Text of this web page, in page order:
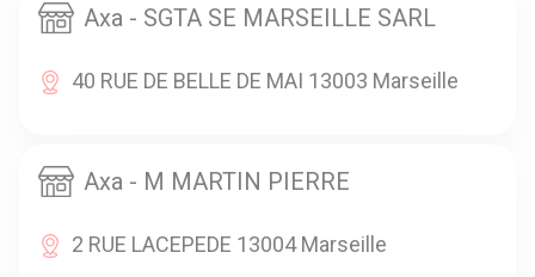
Axa - SGTA SE MARSEILLE SARL
40 RUE DE BELLE DE MAI 13003 Marseille
Axa - M MARTIN PIERRE
2 RUE LACEPEDE 13004 Marseille